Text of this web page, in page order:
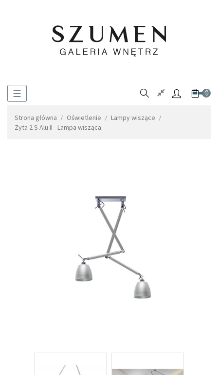
Toggle
☰ 0
Strona główna Oświetlenie
Lampy wiszące
Zyta 2 S Alu II - Lampa wisząca